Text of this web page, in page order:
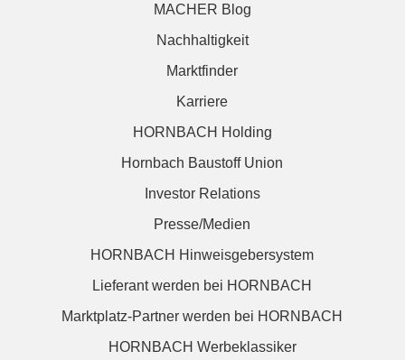
MACHER Blog
Nachhaltigkeit
Marktfinder
Karriere
HORNBACH Holding
Hornbach Baustoff Union
Investor Relations
Presse/Medien
HORNBACH Hinweisgebersystem
Lieferant werden bei HORNBACH
Marktplatz-Partner werden bei HORNBACH
HORNBACH Werbeklassiker